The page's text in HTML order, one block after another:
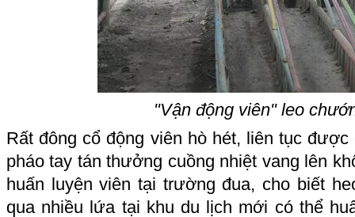
"Vận động viên" leo
Rất đông cổ động viên hò hét, liên tục
pháo tay tán thưởng cuồng nhiệt vang lên
huấn luyện viên tại trường đua, cho biết
qua nhiều lứa tại khu du lịch mới có thể